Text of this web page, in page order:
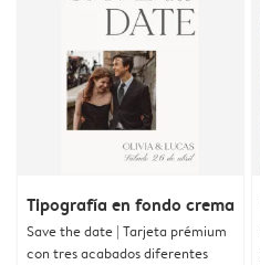
Tipografía en fondo crema
Save the date | Tarjeta prémium
con tres acabados diferentes